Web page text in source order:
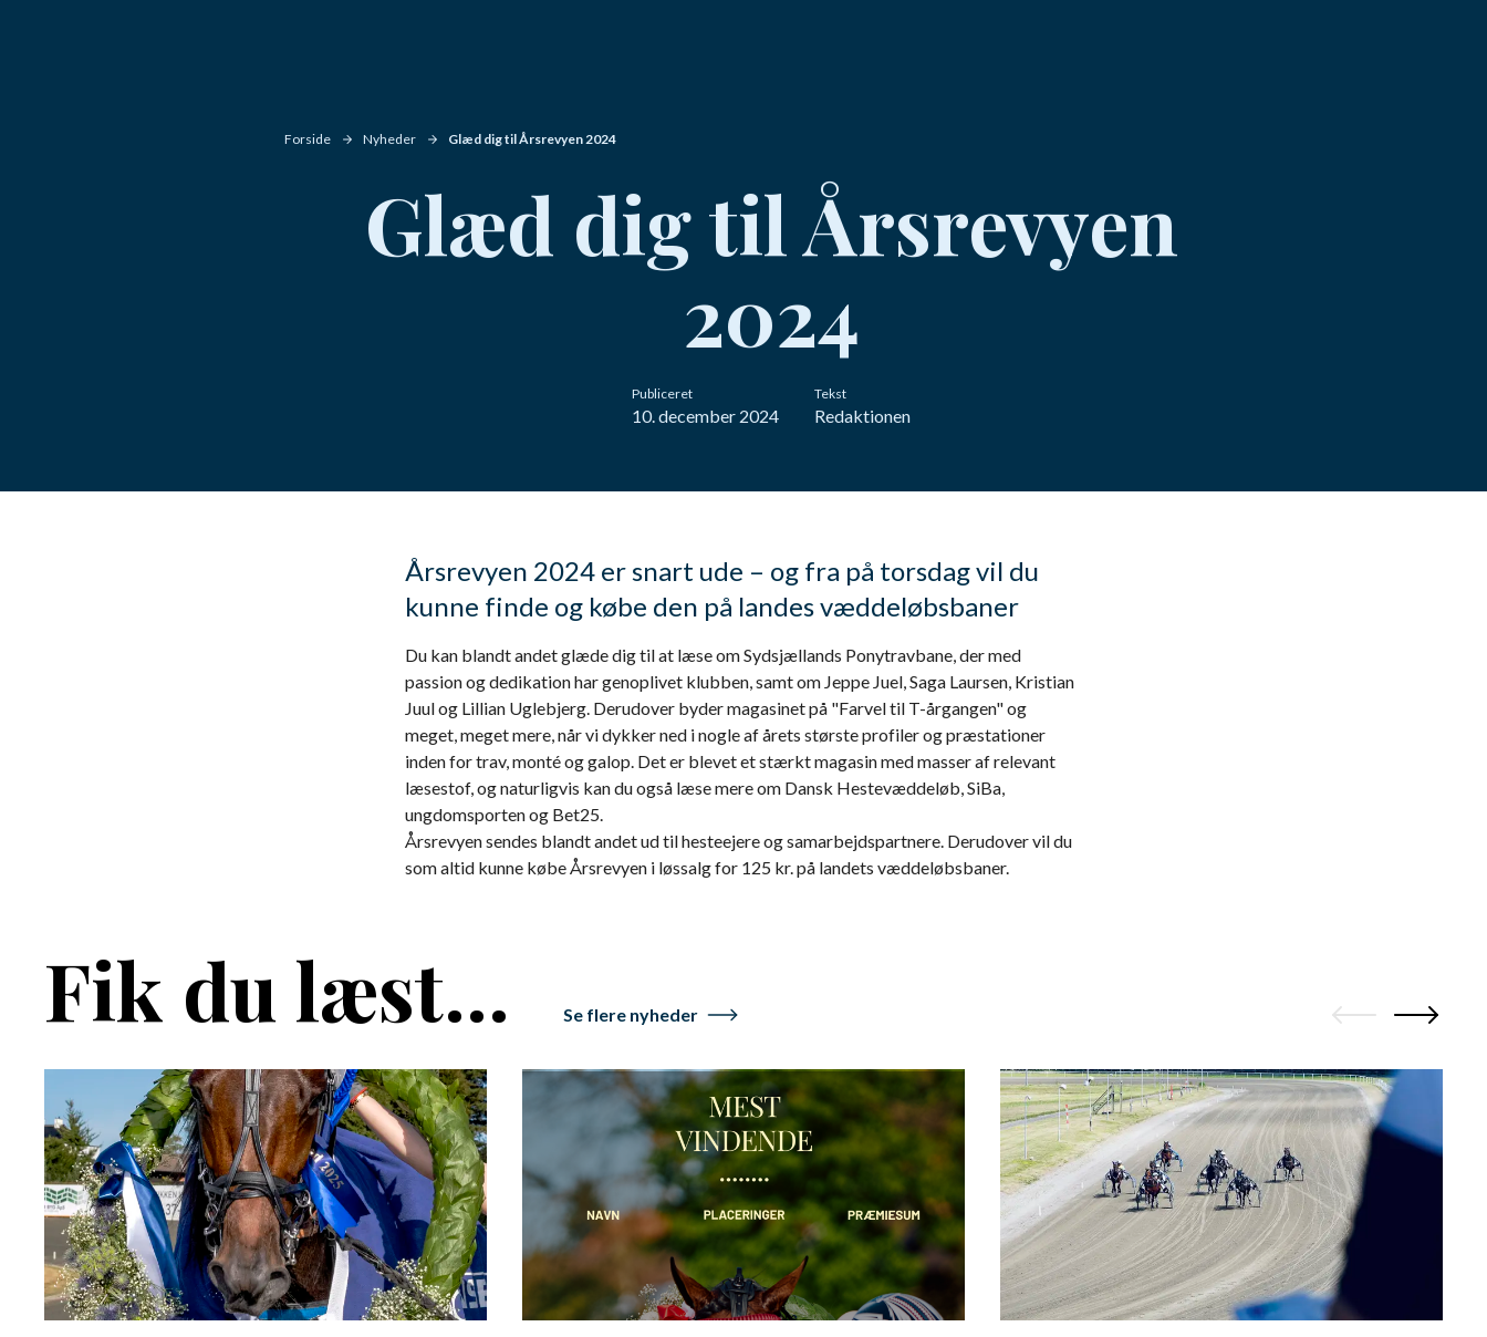
Forside Nyheder Glæd dig til Årsrevyen 2024
Glæd dig til Årsrevyen
2024
Publiceret
10. december 2024
Tekst
Redaktionen
Årsrevyen 2024 er snart ude – og fra på torsdag vil du
kunne finde og købe den på landes væddeløbsbaner
Du kan blandt andet glæde dig til at læse om Sydsjællands Ponytravbane, der med
passion og dedikation har genoplivet klubben, samt om Jeppe Juel, Saga Laursen, Kristian
Juul og Lillian Uglebjerg. Derudover byder magasinet på "Farvel til T-årgangen" og
meget, meget mere, når vi dykker ned i nogle af årets største profiler og præstationer
inden for trav, monté og galop. Det er blevet et stærkt magasin med masser af relevant
læsestof, og naturligvis kan du også læse mere om Dansk Hestevæddeløb, SiBa,
ungdomsporten og Bet25.
Årsrevyen sendes blandt andet ud til hesteejere og samarbejdspartnere. Derudover vil du
som altid kunne købe Årsrevyen i løssalg for 125 kr. på landets væddeløbsbaner.
Fik du læst... Se flere nyheder